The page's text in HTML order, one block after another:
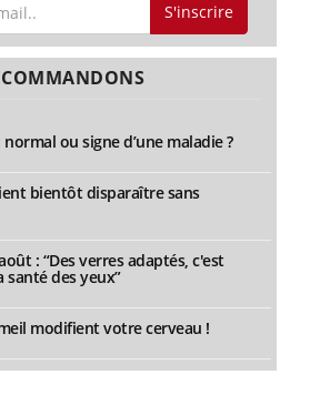
S'inscrire
ou signe d’une maladie ?
bientôt disparaître sans
: “Des verres adaptés, c'est
des yeux”
modifient votre cerveau !